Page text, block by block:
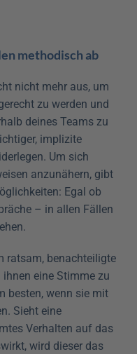
methodisch ab
nicht mehr aus, um
zu werden und
deines Teams zu
implizite
Um sich
anzunähern, gibt
Egal ob
– in allen Fällen
ratsam, benachteiligte
eine Stimme zu
besten, wenn sie mit
Sieht eine
Verhalten auf das
wird dieser das